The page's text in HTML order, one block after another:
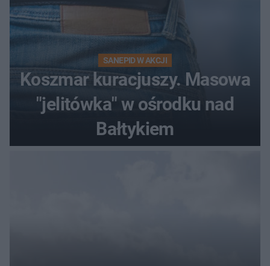
SANEPID W AKCJI
Koszmar kuracjuszy. Masowa
"jelitówka" w ośrodku nad
Bałtykiem